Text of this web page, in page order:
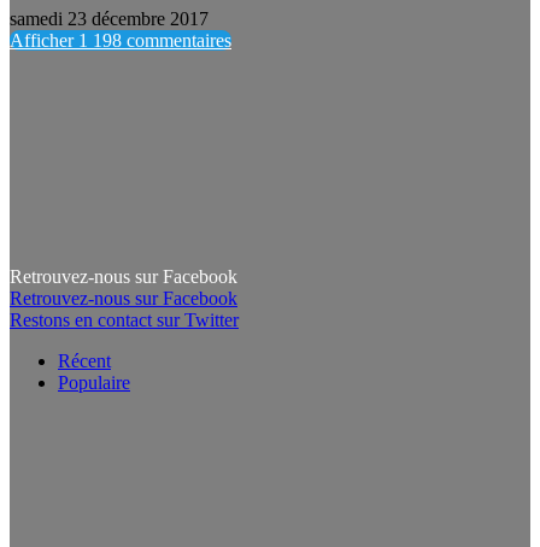
samedi 23 décembre 2017
Afficher 1 198 commentaires
Retrouvez-nous sur Facebook
Retrouvez-nous sur Facebook
Restons en contact sur Twitter
Récent
Populaire